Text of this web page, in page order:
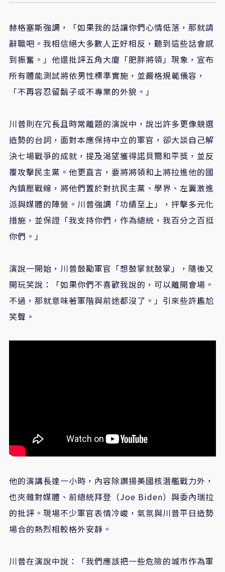
赫格塞斯強調，「如果我的話讓你們心情低落，那就請
辭職吧。我相信絕大多數人正好相反，聽到這些話會感
到振奮。」他還批評五角大廈「肥胖將領」現象，宣布
所有體能測試將依男性標準實施，並嚴格規範儀容，
「不再容忍留鬍子或不專業的外貌。」
川普則在冗長且時常離題的演說中，說出許多更像競選
造勢的台詞，面對本應保持中立的軍官，卻大談自己解
決七場戰爭的成就，提及渴望獲得諾貝爾和平獎，並反
覆攻擊民主黨。他更直言，要將將領和上將拉進他的國
內鎮壓戰線，將他們置於對抗民主黨、學界、左翼激進
派與媒體的陣營。川普強調「功績至上」，抨擊多元化
措施，並保證「我支持你們，作為總統，我百分之百挺
你們。」
演說一開始，川普鼓勵軍官「想鼓掌就鼓掌」，隨後又
開玩笑說：「如果你們不喜歡我說的，可以離開會場。
不過，那就意味著軍階與前途都沒了。」引來些許尷尬
笑聲。
他的演講長達一小時，內容除讚揚美國核潛艦戰力外，
也夾雜對媒體、前總統拜登（Joe Biden）與委內瑞拉
的批評。現場不少軍官表情冷峻，氣氛與川普平日造勢
場合的熱烈相較格外安靜。
川普在演說中說：「我們應該把一些危險的城市作為軍